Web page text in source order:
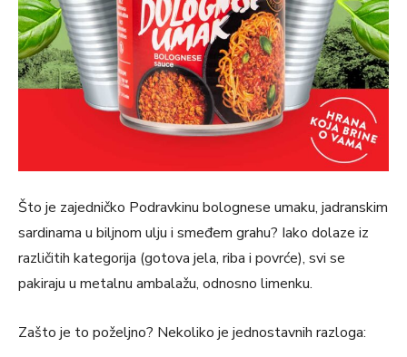
Što je zajedničko Podravkinu bolognese umaku, jadranskim
sardinama u biljnom ulju i smeđem grahu? Iako dolaze iz
različitih kategorija (gotova jela, riba i povrće), svi se
pakiraju u metalnu ambalažu, odnosno limenku.
Zašto je to poželjno? Nekoliko je jednostavnih razloga: